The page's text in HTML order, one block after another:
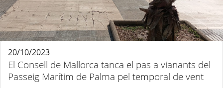
El Consell de Mallorca tanca el pas a vianants del
Passeig Marítim de Palma pel temporal de vent
20/10/2023